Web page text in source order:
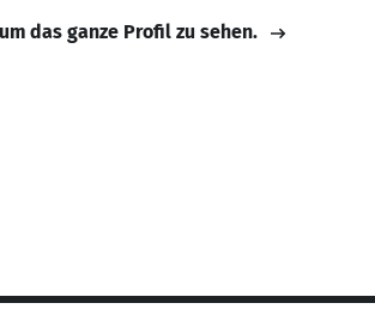
das ganze Profil zu sehen.